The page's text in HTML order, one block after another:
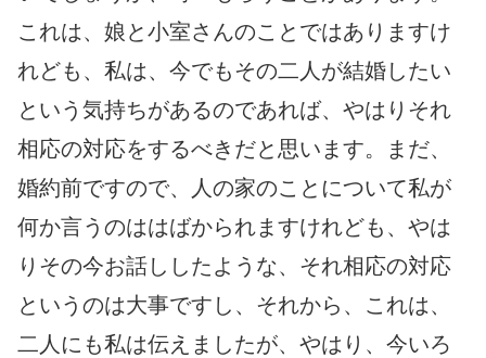
これは、娘と小室さんのことではありますけ
れども、私は、今でもその二人が結婚したい
という気持ちがあるのであれば、やはりそれ
相応の対応をするべきだと思います。まだ、
婚約前ですので、人の家のことについて私が
何か言うのははばかられますけれども、やは
りその今お話ししたような、それ相応の対応
というのは大事ですし、それから、これは、
二人にも私は伝えましたが、やはり、今いろ